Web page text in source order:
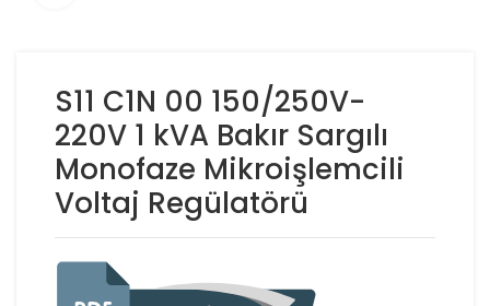
S11 C1N 00 150/250V-
220V 1 kVA Bakır Sargılı
Monofaze Mikroişlemcili
Voltaj Regülatörü